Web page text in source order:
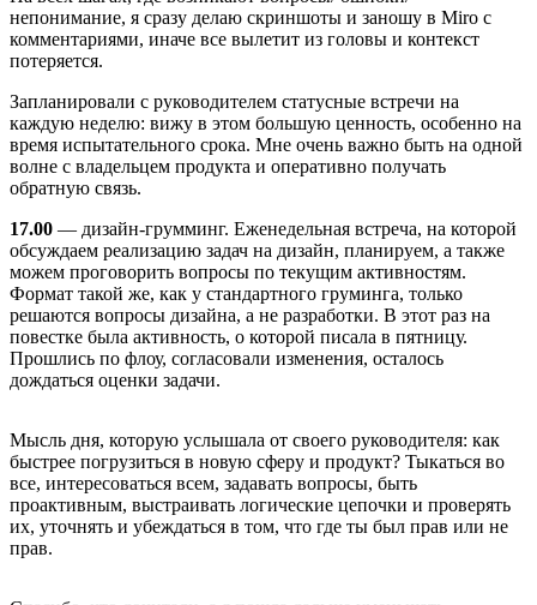
непонимание, я сразу делаю скриншоты и заношу в Miro с
комментариями, иначе все вылетит из головы и контекст
потеряется.
Запланировали с руководителем статусные встречи на
каждую неделю: вижу в этом большую ценность, особенно на
время испытательного срока. Мне очень важно быть на одной
волне с владельцем продукта и оперативно получать
обратную связь.
17.00 — дизайн-грумминг. Еженедельная встреча, на которой
обсуждаем реализацию задач на дизайн, планируем, а также
можем проговорить вопросы по текущим активностям.
Формат такой же, как у стандартного груминга, только
решаются вопросы дизайна, а не разработки. В этот раз на
повестке была активность, о которой писала в пятницу.
Прошлись по флоу, согласовали изменения, осталось
дождаться оценки задачи.
Мысль дня, которую услышала от своего руководителя: как
быстрее погрузиться в новую сферу и продукт? Тыкаться во
все, интересоваться всем, задавать вопросы, быть
проактивным, выстраивать логические цепочки и проверять
их, уточнять и убеждаться в том, что где ты был прав или не
прав.